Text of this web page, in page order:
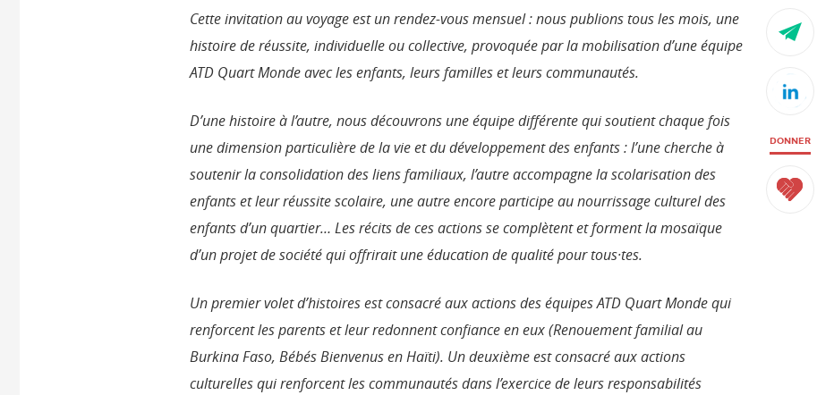
Cette invitation au voyage est un rendez-vous mensuel : nouspublionstous les mois, une
histoire de réussite, individuelle ou collective, provoquée par la mobilisation d’une équipe
ATD Quart Monde avec les enfants, leurs familles et leurs communautés.
D’une histoire à l’autre, nousdécouvrons une équipe différente qui soutient chaque fois
une dimension particulière de la vie et du développement des enfants : l’une cherche à
soutenir la consolidation des liens familiaux, l’autre accompagne la scolarisation des
enfants et leur réussite scolaire, une autre encore participe au nourrissage culturel des
enfants d’un quartier… Les récits de ces actions se complètent et forment la mosaïque
d’un projet de société qui offrirait une éducation de qualité pour tous·tes.
Un premier volet d’histoires est consacré aux actions des équipes ATD Quart Monde qui
renforcent les parents et leur redonnent confiance eneux(Renouement familial au
Burkina Faso, Bébés Bienvenus en Haïti). Un deuxième est consacré aux actions
culturelles qui renforcent les communautés dans l’exercice de leurs responsabilités
DONNER